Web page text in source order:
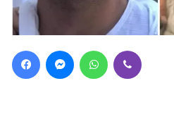
FacebookMessengerWhatsApp